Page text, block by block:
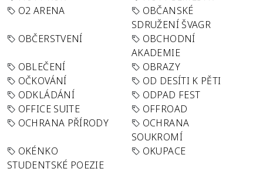
O2 ARENA
OBČANSKÉ
SDRUŽENÍ ŠVAGR
OBČERSTVENÍ
OBCHODNÍ
AKADEMIE
OBLEČENÍ
OBRAZY
OČKOVÁNÍ
OD DESÍTI K PĚTI
ODKLÁDÁNÍ
ODPAD FEST
OFFICE SUITE
OFFROAD
OCHRANA PŘÍRODY
OCHRANA
SOUKROMÍ
OKÉNKO
STUDENTSKÉ POEZIE
OKUPACE